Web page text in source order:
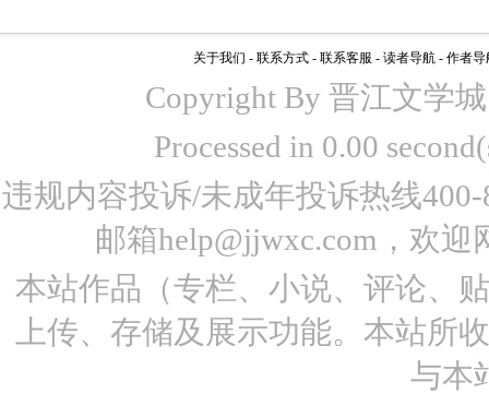
关于我们 - 联系方式 - 联系客服 - 读者导航 - 作者导
Copyright By 晋江文学
Processed in 0.00
违规内容投诉/未成年投诉热线
邮箱help@jjwxc.com，欢
本站作品（专栏、小说、评论、
上传、存储及展示功能。本站所
与本